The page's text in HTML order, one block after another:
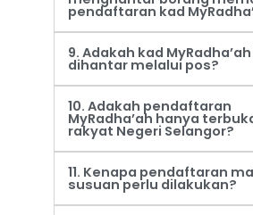
pendaftaran kad
9. Adakah kad
dihantar melalui pos?
10. Adakah pendaftaran
MyRadha’ah hanya
rakyat Negeri Selangor?
11. Kenapa pendaftaran
susuan perlu dilakukan?